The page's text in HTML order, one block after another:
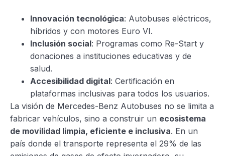
Innovación tecnológica: Autobuses eléctricos,
híbridos y con motores Euro VI.
Inclusión social: Programas como Re-Start y
donaciones a instituciones educativas y de
salud.
Accesibilidad digital: Certificación en
plataformas inclusivas para todos los usuarios.
La visión de Mercedes-Benz Autobuses no se limita a
fabricar vehículos, sino a construir un ecosistema
de movilidad limpia, eficiente e inclusiva. En un
país donde el transporte representa el 29% de las